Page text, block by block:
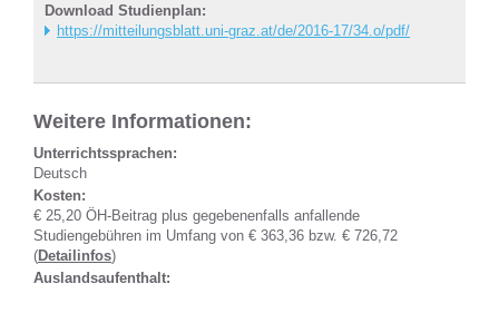
Download Studienplan:
https://mitteilungsblatt.uni-graz.at/de/2016-17/34.o/pdf/
Weitere Informationen:
Unterrichtssprachen:
Deutsch
Kosten:
€ 25,20 ÖH-Beitrag plus gegebenenfalls anfallende
Studiengebühren im Umfang von € 363,36 bzw. € 726,72
(Detailinfos)
Auslandsaufenthalt: